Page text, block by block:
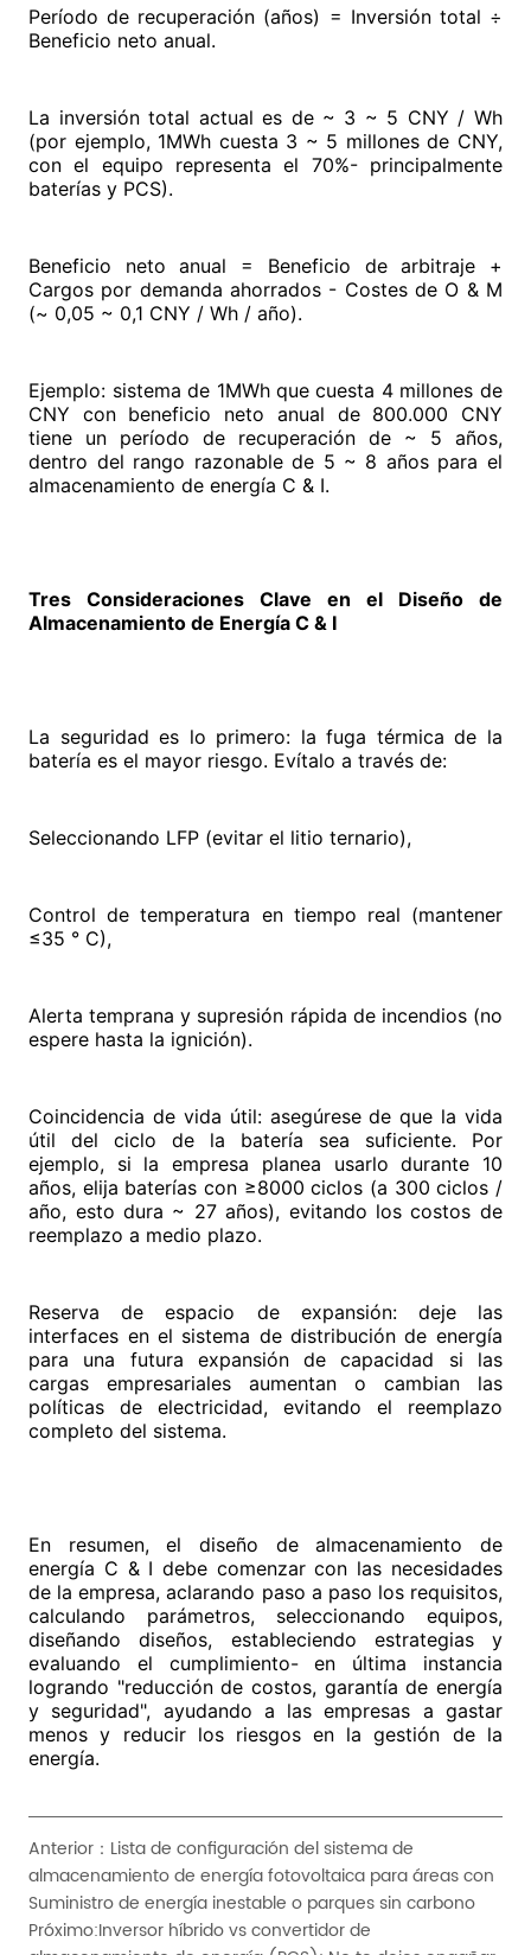
Anterior： Lista de configuración del sistema de
almacenamiento de energía fotovoltaica para áreas con
Suministro de energía inestable o parques sin carbono
Próximo:Inversor híbrido vs convertidor de